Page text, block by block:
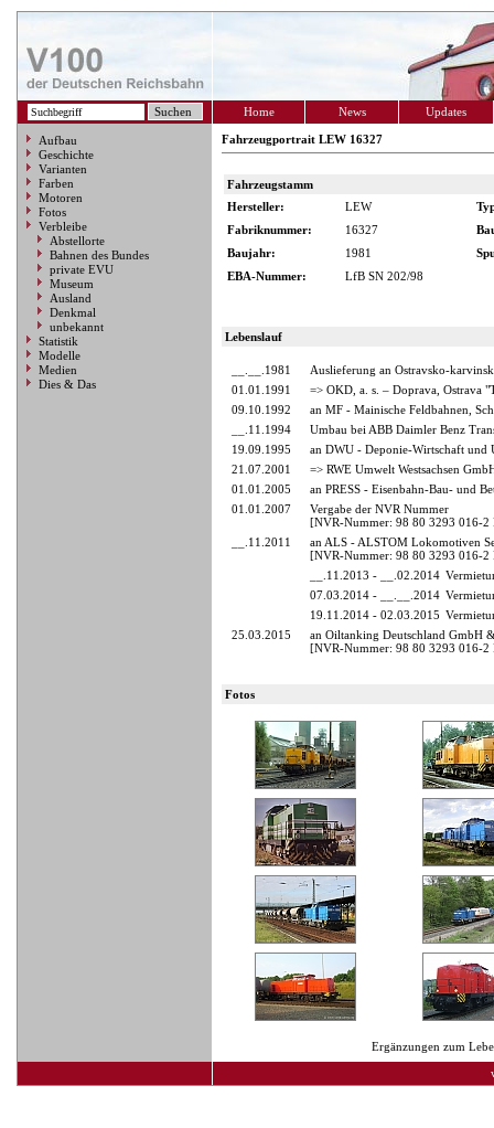
Home News Updates
Aufbau
Geschichte
Varianten
Farben
Motoren
Fotos
Verbleibe
Abstellorte
Bahnen des Bundes
private EVU
Museum
Ausland
Denkmal
unbekannt
Statistik
Modelle
Medien
Dies & Das
Fahrzeugportrait LEW 16327
Fahrzeugstamm
Hersteller:
LEW
Fabriknummer:
16327
Baujahr:
1981
EBA-Nummer:
LfB SN 202/98
Lebenslauf
__.__.1981
Auslieferung an Ostravsko-
01.01.1991
=> OKD, a. s. – Doprava, Ostrava
09.10.1992
an MF - Mainische Feldbahnen,
__.11.1994
Umbau bei ABB Daimler Benz
19.09.1995
an DWU - Deponie-Wirtschaft und
21.07.2001
=> RWE Umwelt Westsachsen
01.01.2005
an PRESS - Eisenbahn-Bau- und
01.01.2007
Vergabe der NVR Nummer
[NVR-Nummer: 98 80 3293 016-2
__.11.2011
an ALS - ALSTOM Lokomotiven
[NVR-Nummer: 98 80 3293 016-2
__.11.2013 - __.02.2014
07.03.2014 - __.__.2014
19.11.2014 - 02.03.2015
25.03.2015
an Oiltanking Deutschland GmbH
[NVR-Nummer: 98 80 3293 016-
Fotos
Ergänzungen zum